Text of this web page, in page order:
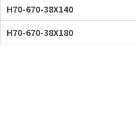
H70-670-38X140
H70-670-38X180